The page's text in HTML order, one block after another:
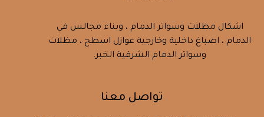
اشكال مظلات وسواتر الدمام ، وبناء مجالس في
الدمام ، اصباغ داخلية وخارجية عوازل اسطح ، مظلات
وسواتر الدمام الشرقية الخبر.
تواصل معنا